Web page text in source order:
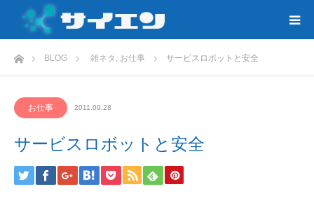
ホームBLOG 雑ネタ , お仕事 サービスロボットと安全
お仕事 2011.09.28
サービスロボットと安全